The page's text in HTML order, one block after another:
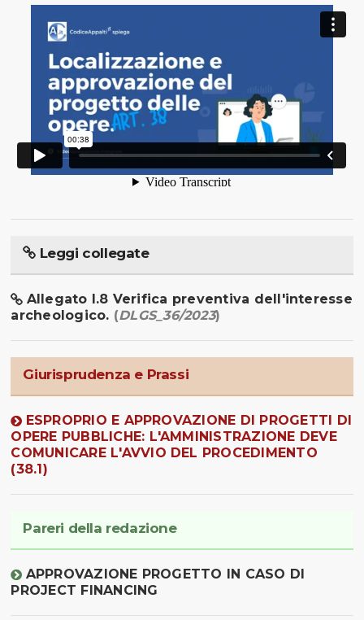
Leggi collegate
Allegato I.8 Verifica preventiva dell'interesse
archeologico. (DLGS_36/2023)
Giurisprudenza e Prassi
ESPROPRIO E APPROVAZIONE DI PROGETTI DI
OPERE PUBBLICHE: L'AMMINISTRAZIONE DEVE
COMUNICARE L'AVVIO DEL PROCEDIMENTO
(38.1)
Pareri della redazione
APPROVAZIONE PROGETTO IN CASO DI
PROJECT FINANCING